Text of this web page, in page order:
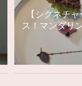
【シグネチ
ス！マンダリ